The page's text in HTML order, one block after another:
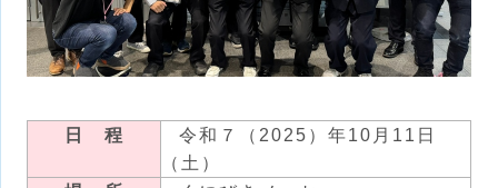
日 程
令和７（2025）年10月11日
（土）